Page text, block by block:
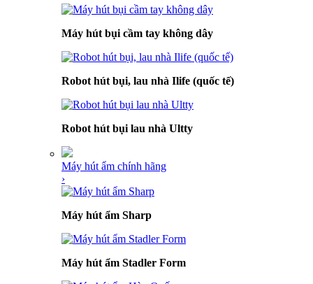
Máy hút bụi cầm tay không dây
Robot hút bụi, lau nhà Ilife (quốc tế)
Robot hút bụi lau nhà Ultty
Máy hút ẩm chính hãng
›
Máy hút ẩm Sharp
Máy hút ẩm Stadler Form